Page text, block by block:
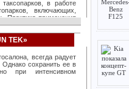
в работе
включающих,
Практика применения
повысить
организации,
что всего один
в состоянии
При этом резко
значительно
и перевозок.
использующих
перекрыть
TEK»
всегда радует
сохранить ее в
при интенсивном